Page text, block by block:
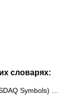
словарях:
Symbols) …